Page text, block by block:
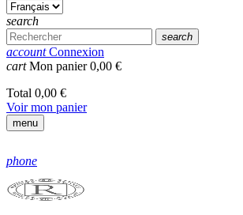
search
search
account Connexion
cart Mon panier0,00 €
Total 0,00 €
Voir mon panier
menu
phone